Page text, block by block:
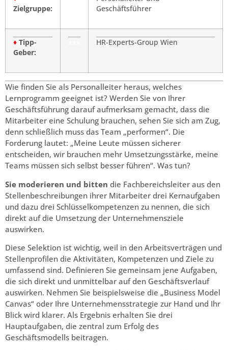
Zielgruppe:
Geschäftsführer
♦ Tipp-
Geber:
HR-Experts-Group Wien
Wie finden Sie als Personalleiter heraus, welches
Lernprogramm geeignet ist? Werden Sie von Ihrer
Geschäftsführung darauf aufmerksam gemacht, dass die
Mitarbeiter eine Schulung brauchen, sehen Sie sich am Zug,
denn schließlich muss das Team „performen“. Die
Forderung lautet: „Meine Leute müssen sicherer
entscheiden, wir brauchen mehr Umsetzungsstärke, meine
Teams müssen sich selbst besser führen“. Was tun?
Sie moderieren und bitten die Fachbereichsleiter aus den
Stellenbeschreibungen ihrer Mitarbeiter drei Kernaufgaben
und dazu drei Schlüsselkompetenzen zu nennen, die sich
direkt auf die Umsetzung der Unternehmensziele
auswirken.
Diese Selektion ist wichtig, weil in den Arbeitsverträgen und
Stellenprofilen die Aktivitäten, Kompetenzen und Ziele zu
umfassend sind. Definieren Sie gemeinsam jene Aufgaben,
die sich direkt und unmittelbar auf den Geschäftsverlauf
auswirken. Nehmen Sie beispielsweise die „Business Model
Canvas“ oder Ihre Unternehmensstrategie zur Hand und Ihr
Blick wird klarer. Als Ergebnis erhalten Sie drei
Hauptaufgaben, die zentral zum Erfolg des
Geschäftsmodells beitragen.